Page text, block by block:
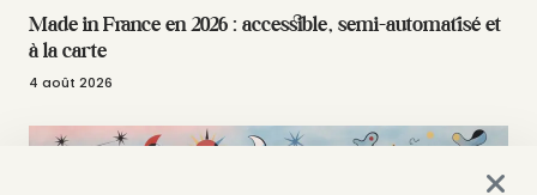
Made in France en 2026 : accessible, semi-automatisé et
à la carte
4 août 2026